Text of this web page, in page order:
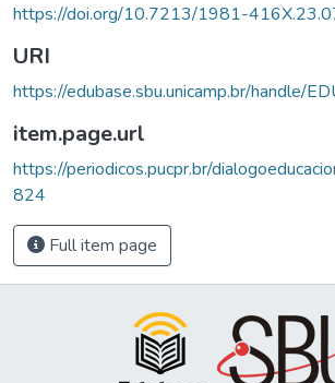
https://doi.org/10.7213/1981-
URI
https://edubase.sbu.unicamp.br/handle/
item.page.url
https://periodicos.pucpr.br/
824
Full item page